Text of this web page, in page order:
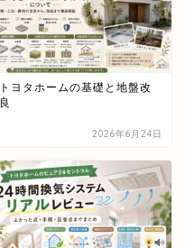
トヨタホームの基礎と地盤改
良
2026年6月24日